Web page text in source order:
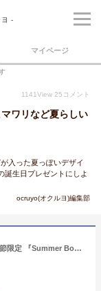
マイページ
1141View 25 コメント
ワリなど夏らしい
入った夏っぽいデザイ
誕生日プレゼントにしよ
ocruyo(オクルヨ)編集部
父の日 花 ギフト プレゼント 送料無料 花束 季節限定 『Summer Bouquet』 ひまわり ヒマワリ 向日葵 ブルー カーネーション 染め花 父の日 サマーギフト 夏ギフト 日付指定 ギフト プレゼント 誕生日 周年 祝い 還暦 敬老 記念日 7月 8月 9月 夏 /FGP